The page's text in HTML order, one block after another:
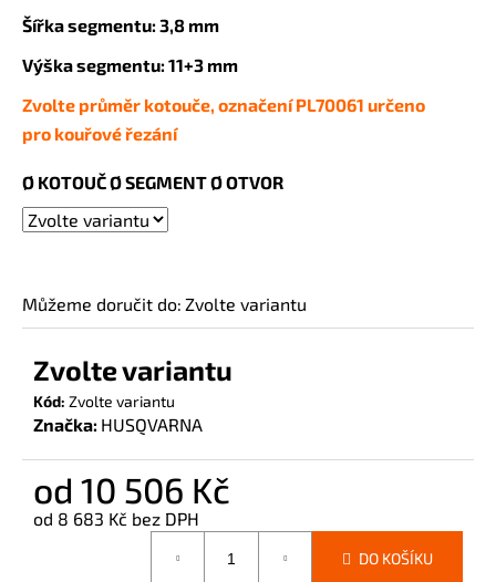
Šířka segmentu: 3,8 mm
Výška segmentu: 11+3 mm
Zvolte průměr kotouče, označení PL70061 určeno
pro kouřové řezání
Ø KOTOUČ Ø SEGMENT Ø OTVOR
Můžeme doručit do: Zvolte variantu
Zvolte variantu
Kód: Zvolte variantu
Značka: HUSQVARNA
od 10 506 Kč
od 8 683 Kč bez DPH
DO KOŠÍKU
o
r
u
u
j
m
e